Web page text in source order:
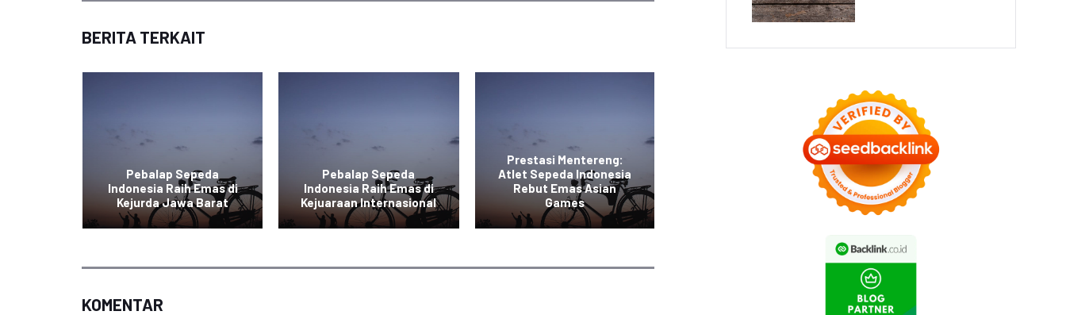
BERITA TERKAIT
Pebalap Sepeda
Indonesia Raih Emas di
Kejurda Jawa Barat
Pebalap Sepeda
Indonesia Raih Emas di
Kejuaraan Internasional
Prestasi Mentereng:
Atlet Sepeda Indonesia
Rebut Emas Asian
Games
Indonesia Raih Emas di
Pebalap Sepeda
Indonesia Raih Emas di
Kejuaraan Internasional
KOMENTAR